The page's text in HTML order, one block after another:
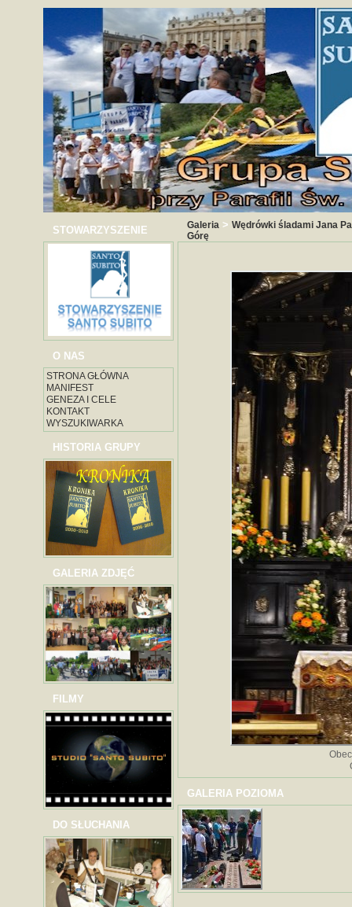
STOWARZYSZENIE
O NAS
STRONA GŁÓWNA
MANIFEST
GENEZA I CELE
KONTAKT
WYSZUKIWARKA
HISTORIA GRUPY
GALERIA ZDJĘĆ
FILMY
DO SŁUCHANIA
Galeria > Wędrówki śladami Jana
Górę
GALERIA POZIOMA